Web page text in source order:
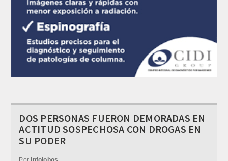
DOS PERSONAS FUERON DEMORADAS EN
ACTITUD SOSPECHOSA CON DROGAS EN
SU PODER